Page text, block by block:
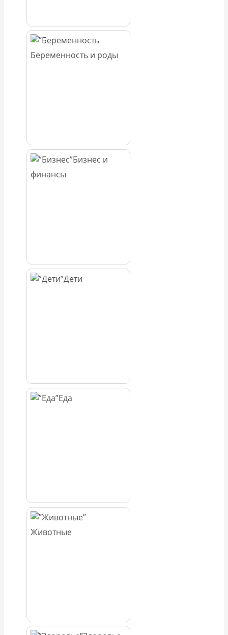
Беременность и роды
Бизнес и
финансы
Дети
Еда
Животные